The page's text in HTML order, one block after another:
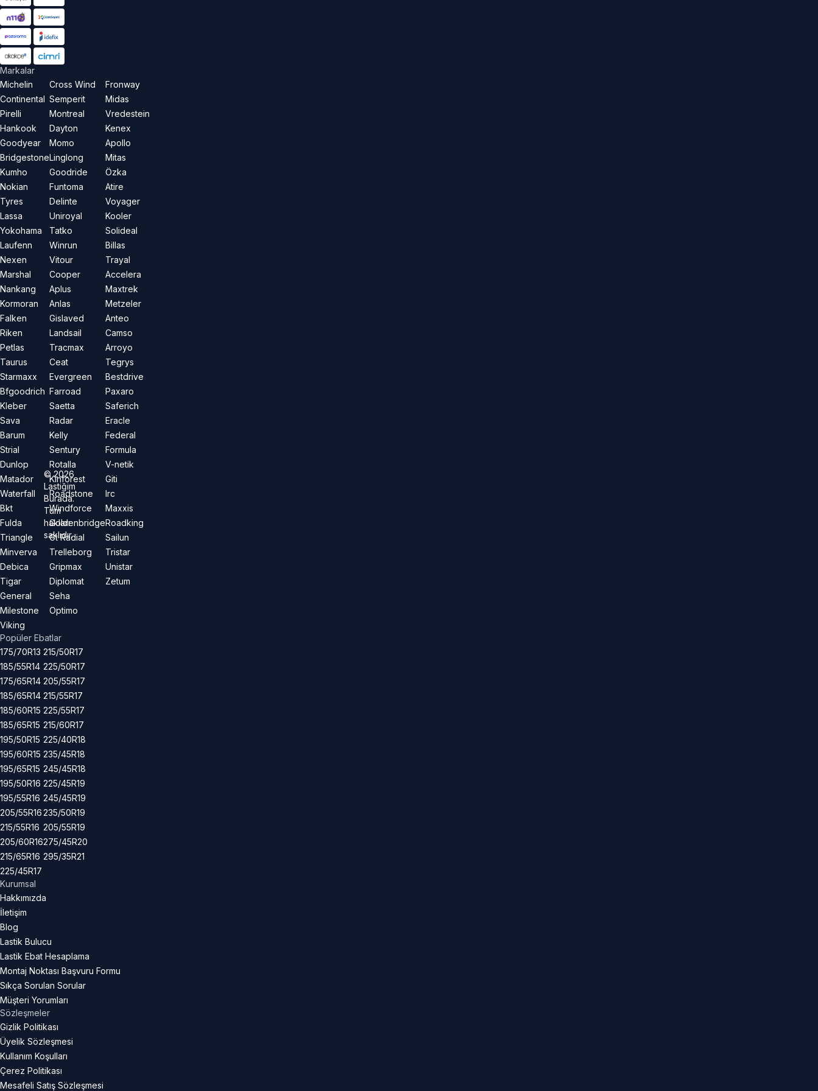
Markalar
Michelin
Continental
Pirelli
Hankook
Goodyear
Bridgestone
Kumho
Nokian
Tyres
Lassa
Yokohama
Laufenn
Nexen
Marshal
Nankang
Kormoran
Falken
Riken
Petlas
Taurus
Starmaxx
Bfgoodrich
Kleber
Sava
Barum
Strial
Dunlop
Matador
Waterfall
Bkt
Fulda
Triangle
Minverva
Debica
Tigar
General
Milestone
Viking
Cross Wind
Semperit
Montreal
Dayton
Momo
Linglong
Goodride
Funtoma
Delinte
Uniroyal
Tatko
Winrun
Vitour
Cooper
Aplus
Anlas
Gislaved
Landsail
Tracmax
Ceat
Evergreen
Farroad
Saetta
Radar
Kelly
Sentury
Rotalla
Kinforest
Roadstone
Windforce
Goldenbridge
Gt Radial
Trelleborg
Gripmax
Diplomat
Seha
Optimo
Fronway
Midas
Vredestein
Kenex
Apollo
Mitas
Özka
Atire
Voyager
Kooler
Solideal
Billas
Trayal
Accelera
Maxtrek
Metzeler
Anteo
Camso
Arroyo
Tegrys
Bestdrive
Paxaro
Saferich
Eracle
Federal
Formula
V-netik
Giti
Irc
Maxxis
Roadking
Sailun
Tristar
Unistar
Zetum
Popüler Ebatlar
175/70R13
185/55R14
175/65R14
185/65R14
185/60R15
185/65R15
195/50R15
195/60R15
195/65R15
195/50R16
195/55R16
205/55R16
215/55R16
205/60R16
215/65R16
225/45R17
215/50R17
225/50R17
205/55R17
215/55R17
225/55R17
215/60R17
225/40R18
235/45R18
245/45R18
225/45R19
245/45R19
235/50R19
205/55R19
275/45R20
295/35R21
Kurumsal
Hakkımızda
İletişim
Blog
Lastik Bulucu
Lastik Ebat Hesaplama
Montaj Noktası Başvuru Formu
Sıkça Sorulan Sorular
Müşteri Yorumları
Sözleşmeler
Gizlik Politikası
Üyelik Sözleşmesi
Kullanım Koşulları
Çerez Politikası
Mesafeli Satış Sözleşmesi
©2026
Lastiğim
Burada.
Tüm
hakları
saklıdır.